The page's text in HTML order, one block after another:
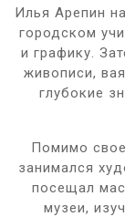
Илья Арепин
городском
и графику.
живописи,
глубокие
Помимо
занимался
посещал
музеи,